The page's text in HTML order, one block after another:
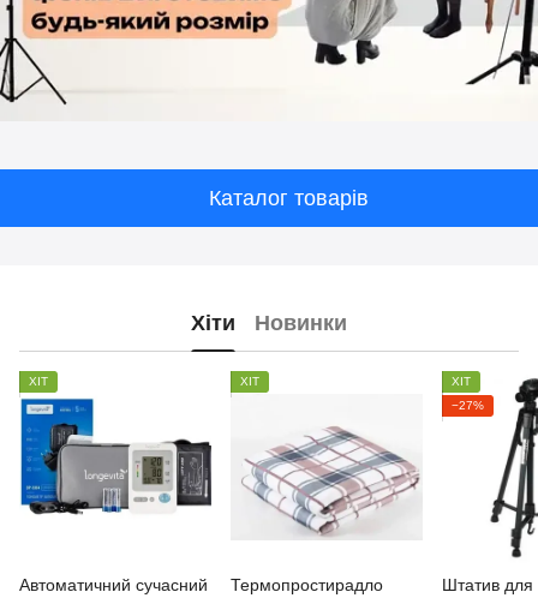
Каталог товарів
Хіти Новинки
ХІТ
Автоматичний сучасний
ХІТ
Термопростирадло
ХІТ
−27%
Штатив для